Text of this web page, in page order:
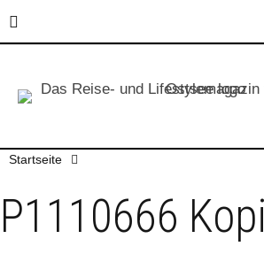
Startseite
P1110666